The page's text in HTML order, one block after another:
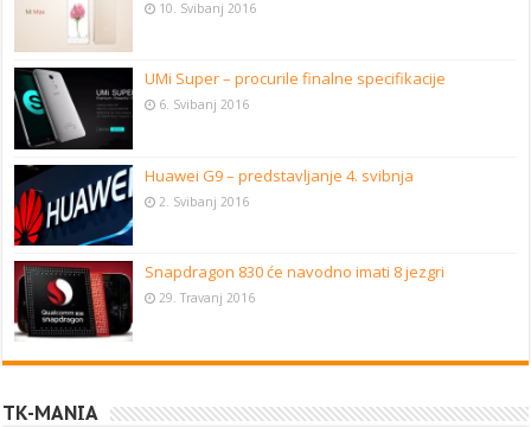
10. Svibanj 2016
UMi Super – procurile finalne specifikacije
6. Svibanj 2016
Huawei G9 – predstavljanje 4. svibnja
2. Svibanj 2016
Snapdragon 830 će navodno imati 8 jezgri
29. Travanj 2016
TK-MANIA